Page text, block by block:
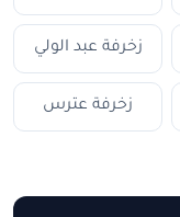
زخرفة عبد الولي
زخرفة عترس